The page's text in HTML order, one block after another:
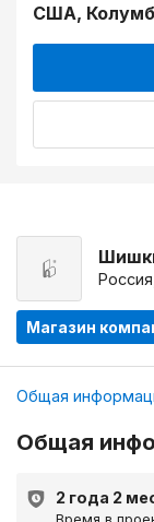
США,
Магазин
Общая
Общая
2 года 2